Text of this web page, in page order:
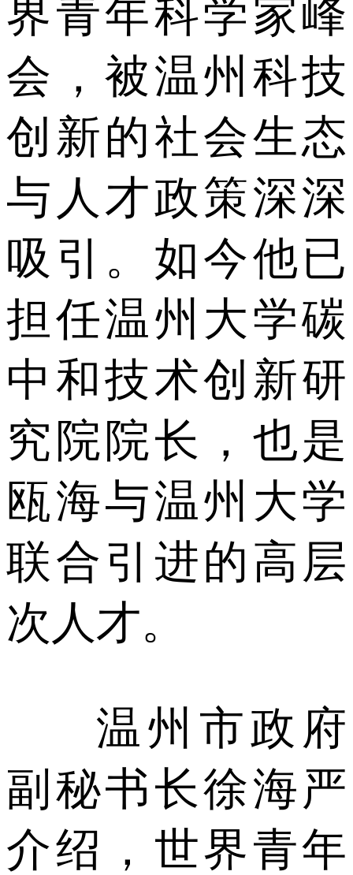
界青年科学家峰
会，被温州科技
创新的社会生态
与人才政策深深
吸引。如今他已
担任温州大学碳
中和技术创新研
究院院长，也是
瓯海与温州大学
联合引进的高层
次人才。
温州市政府
副秘书长徐海严
介绍，世界青年